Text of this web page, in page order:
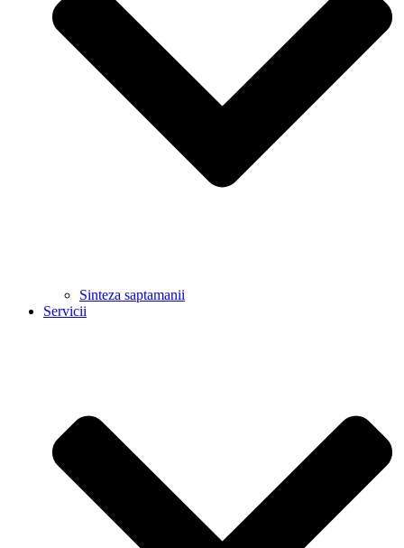
Sinteza saptamanii
Servicii